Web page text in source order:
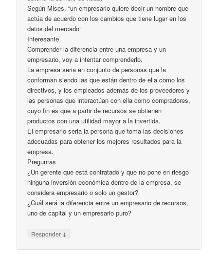
Según Mises, “un empresario quiere decir un hombre que
actúa de acuerdo con los cambios que tiene lugar en los
datos del mercado”
Interesante
Comprender la diferencia entre una empresa y un
empresario, voy a intentar comprenderlo.
La empresa seria en conjunto de personas que la
conforman siendo las que están dentro de ella como los
directivos, y los empleados además de los proveedores y
las personas que interactúan con ella como compradores,
cuyo fin es que a partir de recursos se obtienen
productos con una utilidad mayor a la invertida.
El empresario seria la persona que toma las decisiones
adecuadas para obtener los mejores resultados para la
empresa.
Preguntas
¿Un gerente que está contratado y que no pone en riesgo
ninguna inversión económica dentro de la empresa, se
considera empresario o solo un gestor?
¿Cuál será la diferencia entre un empresario de recursos,
uno de capital y un empresario puro?
Responder ↓